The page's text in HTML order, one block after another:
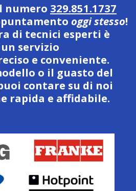
numero 329.851.1737
oggi stesso!
di tecnici esperti è
servizio
e conveniente.
o il guasto del
contare su di noi
rapida e affidabile.